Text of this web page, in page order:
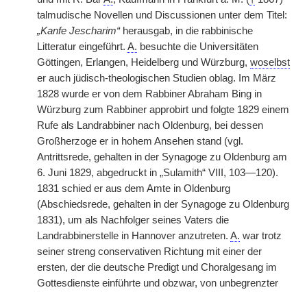
talmudische Novellen und Discussionen unter dem Titel:
„Kanfe Jescharim“herausgab, in die rabbinische
Litteratur eingeführt. A. besuchte die Universitäten
Göttingen, Erlangen, Heidelberg und Würzburg, woselbst
er auch jüdisch-theologischen Studien oblag. Im März
1828 wurde er von dem Rabbiner Abraham Bing in
Würzburg zum Rabbiner approbirt und folgte 1829 einem
Rufe als Landrabbiner nach Oldenburg, bei dessen
Großherzoge er in hohem Ansehen stand (vgl.
Antrittsrede, gehalten in der Synagoge zu Oldenburg am
6. Juni 1829, abgedruckt in „Sulamith“ VIII, 103—120).
1831 schied er aus dem Amte in Oldenburg
(Abschiedsrede, gehalten in der Synagoge zu Oldenburg
1831), um als Nachfolger seines Vaters die
Landrabbinerstelle in Hannover anzutreten. A. war trotz
seiner streng conservativen Richtung mit einer der
ersten, der die deutsche Predigt und Choralgesang im
Gottesdienste einführte und obzwar, von unbegrenzter